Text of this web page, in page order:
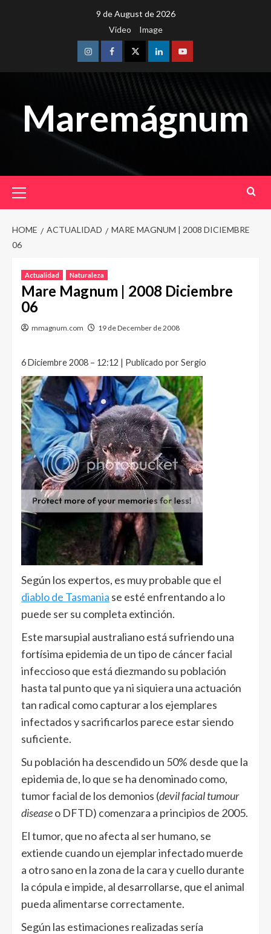
9 de August de 2026
Video
Image
InstagramFacebookTwitterLinkedinYoutube
Maremágnum
Menu
HOME ACTUALIDAD
MARE MAGNUM | 2008 DICIEMBRE
06
Actualidad Naturaleza
Mare Magnum | 2008 Diciembre
06
mmagnum.com 19 de December de 2008
6 Diciembre 2008 – 12:12 | Publicado por Sergio
Según los expertos, es muy probable que el
diablo de Tasmania se esté enfrentando a lo
puede ser su completa extinción.
Este marsupial australiano está sufriendo una
fortísima epidemia de un tipo de cáncer facial
infeccioso que está diezmando su población
hasta tal punto que ya ni siquiera una actuación
tan radical como capturar a los ejemplares
infectados y sacrificarlos parece estar siendo
suficiente.
Su población ha descendido un 50% desde que la
epidemia de, lo que se ha denominado como,
tumor facial de los demonios (devil facial tumour
diseaseo DFTD) comenzara a principios de 2005.
El tumor, que no afecta al ser humano, se
extiende cuando un ejemplar infectado muerde
a otro sano en la zona de la cara y cuello durante
la cópula e impide, al desarrollarse, que el animal
pueda alimentarse correctamente.
Según las estimaciones realizadas sería